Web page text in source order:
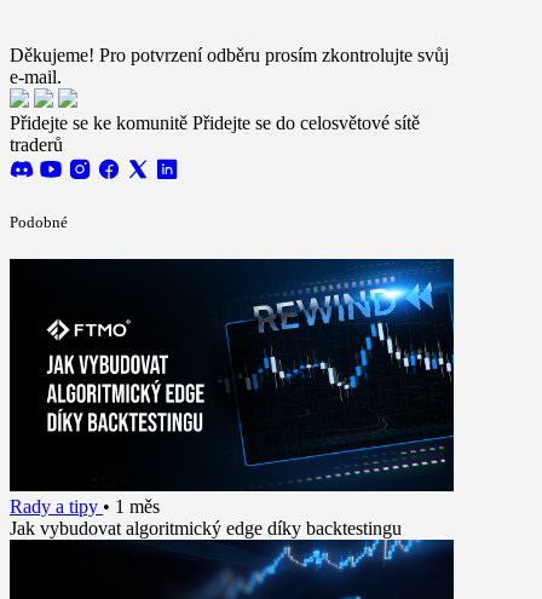
Děkujeme! Pro potvrzení odběru prosím zkontrolujte svůj
e-mail.
Přidejte se ke komunitě Přidejte se do celosvětové sítě
traderů
Podobné
Rady a tipy • 1 měs
Jak vybudovat algoritmický edge díky backtestingu